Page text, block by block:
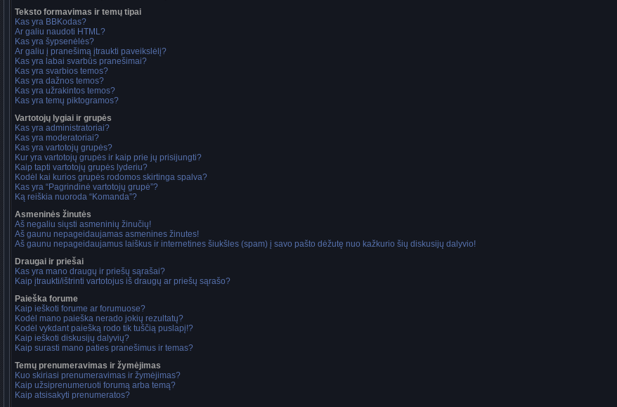
Teksto formavimas ir temų tipai
Kas yra BBKodas?
Ar galiu naudoti HTML?
Kas yra šypsenėlės?
Ar galiu į pranešimą įtraukti paveikslėlį?
Kas yra labai svarbūs pranešimai?
Kas yra svarbios temos?
Kas yra dažnos temos?
Kas yra užrakintos temos?
Kas yra temų piktogramos?
Vartotojų lygiai ir grupės
Kas yra administratoriai?
Kas yra moderatoriai?
Kas yra vartotojų grupės?
Kur yra vartotojų grupės ir kaip prie jų prisijungti?
Kaip tapti vartotojų grupės lyderiu?
Kodėl kai kurios grupės rodomos skirtinga spalva?
Kas yra “Pagrindinė vartotojų grupė”?
Ką reiškia nuoroda “Komanda”?
Asmeninės žinutės
Aš negaliu siųsti asmeninių žinučių!
Aš gaunu nepageidaujamas asmenines žinutes!
Aš gaunu nepageidaujamus laiškus ir internetines šiukšles (spam) į savo pašto dėžutę nuo kažkurio šių diskusijų dalyvio!
Draugai ir priešai
Kas yra mano draugų ir priešų sąrašai?
Kaip įtraukti/ištrinti vartotojus iš draugų ar priešų sąrašo?
Paieška forume
Kaip ieškoti forume ar forumuose?
Kodėl mano paieška nerado jokių rezultatų?
Kodėl vykdant paiešką rodo tik tuščią puslapį!?
Kaip ieškoti diskusijų dalyvių?
Kaip surasti mano paties pranešimus ir temas?
Temų prenumeravimas ir žymėjimas
Kuo skiriasi prenumeravimas ir žymėjimas?
Kaip užsiprenumeruoti forumą arba temą?
Kaip atsisakyti prenumeratos?